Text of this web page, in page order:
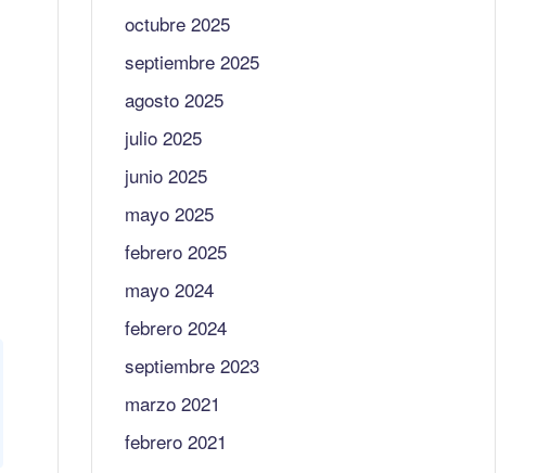
octubre 2025
septiembre 2025
agosto 2025
julio 2025
junio 2025
mayo 2025
febrero 2025
mayo 2024
febrero 2024
septiembre 2023
marzo 2021
febrero 2021